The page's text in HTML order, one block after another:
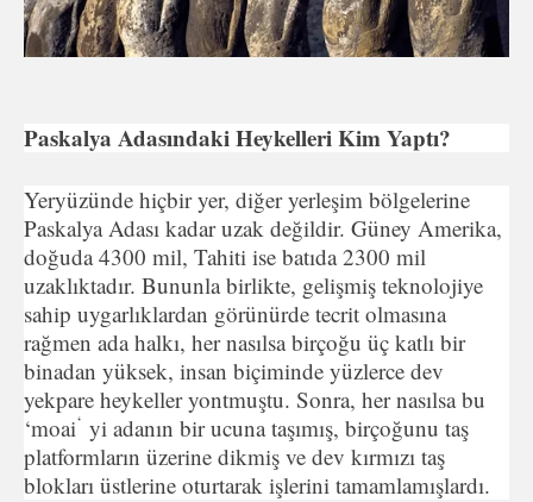
Paskalya Adasındaki Heykelleri Kim Yaptı?
Yeryüzünde hiçbir yer, diğer yerleşim bölgelerine
Paskalya Adası kadar uzak değildir. Güney Amerika,
doğuda 4300 mil, Tahiti ise batıda 2300 mil
uzaklıktadır. Bununla birlikte, geliş­miş teknolojiye
sahip uygarlıklardan görünürde tecrit olmasına
rağmen ada halkı, her nasılsa birçoğu üç katlı bir
binadan yük­sek, insan biçiminde yüzlerce dev
yekpare heykeller yontmuştu. Sonra, her nasılsa bu
‘moai‘ yi adanın bir ucuna taşımış, birçoğu­nu taş
platformların üzerine dikmiş ve dev kırmızı taş
blokları üstlerine oturtarak işlerini tamamlamışlardı.